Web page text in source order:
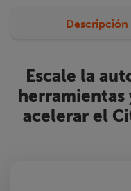
Escale la
acelerar el